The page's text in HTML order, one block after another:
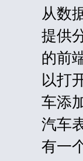
从数
提供
的前
以打
车添
汽车
有一